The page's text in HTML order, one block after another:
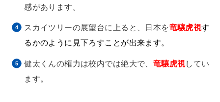
感があります。
スカイツリーの展望台に上ると、日本を竜驤虎視す
るかのように見下ろすことが出来ます。
健太くんの権力は校内では絶大で、 竜驤虎視してい
ます。